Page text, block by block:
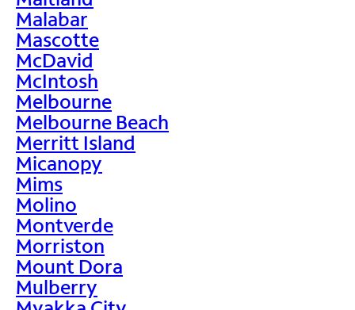
Malabar
Mascotte
McDavid
McIntosh
Melbourne
Melbourne Beach
Merritt Island
Micanopy
Mims
Molino
Montverde
Morriston
Mount Dora
Mulberry